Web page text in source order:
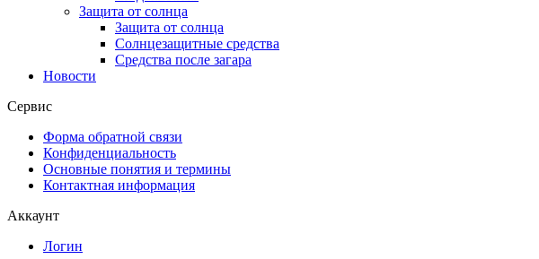
Защита от солнца
Защита от солнца
Солнцезащитные средства
Средства после загара
Новости
Сервис
Форма обратной связи
Конфиденциальность
Основные понятия и термины
Контактная информация
Аккаунт
Логин